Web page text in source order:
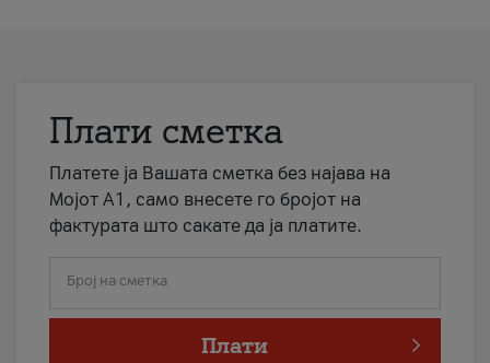
Плати сметка
Платете ја Вашата сметка без најава на
Мојот А1, само внесете го бројот на
фактурата што сакате да ја платите.
Број на сметка
Плати